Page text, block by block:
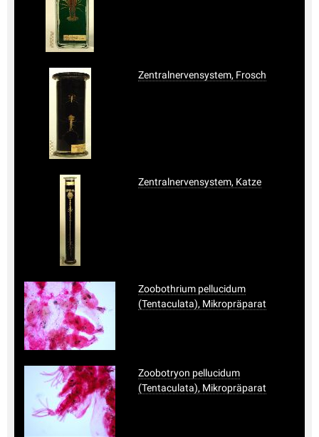
Zentralnervensystem, Frosch
Zentralnervensystem, Katze
Zoobothrium pellucidum
(Tentaculata), Mikropräparat
Zoobotryon pellucidum
(Tentaculata), Mikropräparat